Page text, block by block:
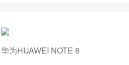
华为HUAWEI NOTE 8